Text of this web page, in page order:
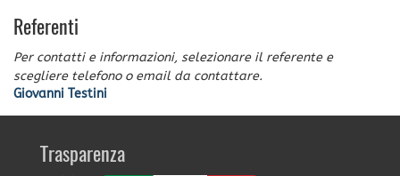
Referenti
Per contatti e informazioni, selezionare il referente e
scegliere telefono o email da contattare.
Giovanni Testini
Trasparenza